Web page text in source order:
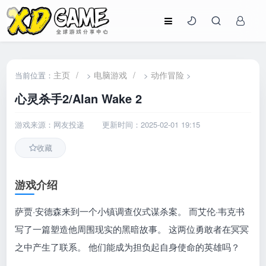
当前位置： 主页 / > 电脑游戏 / >动作冒险 >
心灵杀手2/Alan Wake 2
游戏来源：网友投递 更新时间：2025-02-01 19:15
收藏
游戏介绍
萨贾·安德森来到一个小镇调查仪式谋杀案。 而艾伦·韦克书
写了一篇塑造他周围现实的黑暗故事。 这两位勇敢者在冥冥
之中产生了联系。 他们能成为担负起自身使命的英雄吗？